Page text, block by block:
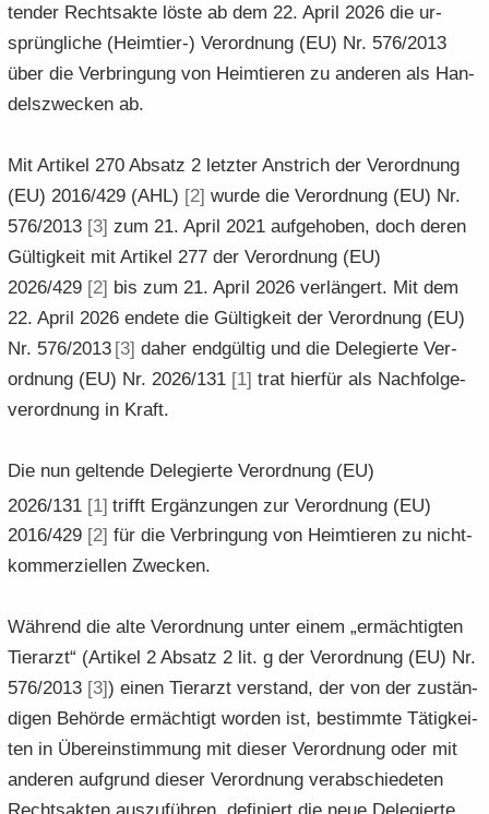
ten­der Rechts­ak­te löste ab dem 22. April 2026 die ur­
sprüng­li­che (Heimtier-​) Ver­ord­nung (EU) Nr. 576/2013
über die Ver­brin­gung von Heim­tie­ren zu an­de­ren als Han­
dels­zwe­cken ab.
Mit Ar­ti­kel 270 Ab­satz 2 letz­ter An­strich der Ver­ord­nung
(EU) 2016/429 (AHL) [2] wurde die Ver­ord­nung (EU) Nr.
576/2013 [3] zum 21. April 2021 auf­ge­ho­ben, doch deren
Gül­tig­keit mit Ar­ti­kel 277 der Ver­ord­nung (EU)
2026/429 [2] bis zum 21. April 2026 ver­län­gert. Mit dem
22. April 2026 en­de­te die Gül­tig­keit der Ver­ord­nung (EU)
Nr. 576/2013 [3] daher end­gül­tig und die De­le­gier­te Ver­
ord­nung (EU) Nr. 2026/131 [1] trat hier­für als Nach­fol­ge­
ver­ord­nung in Kraft.
Die nun gel­ten­de De­le­gier­te Ver­ord­nung (EU)
2026/131 [1] trifft Er­gän­zun­gen zur Ver­ord­nung (EU)
2016/429 [2] für die Ver­brin­gung von Heim­tie­ren zu nicht­
kom­mer­zi­el­len Zwe­cken.
Wäh­rend die alte Ver­ord­nung unter einem „er­mäch­tig­ten
Tier­arzt“ (Ar­ti­kel 2 Ab­satz 2 lit. g der Ver­ord­nung (EU) Nr.
576/2013 [3]) einen Tier­arzt ver­stand, der von der zu­stän­
di­gen Be­hör­de er­mäch­tigt wor­den ist, be­stimm­te Tä­tig­kei­
ten in Über­ein­stim­mung mit die­ser Ver­ord­nung oder mit
an­de­ren auf­grund die­ser Ver­ord­nung ver­ab­schie­de­ten